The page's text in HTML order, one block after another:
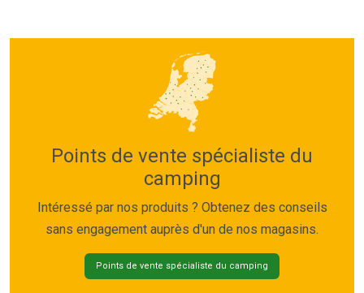
Points de vente spécialiste du
camping
Intéressé par nos produits ? Obtenez des conseils
sans engagement auprès d'un de nos magasins.
Points de vente spécialiste du camping